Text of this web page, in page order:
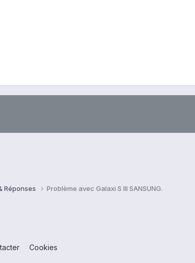
Réponses Problème avec Galaxi S III SANSUNG.
Cookies